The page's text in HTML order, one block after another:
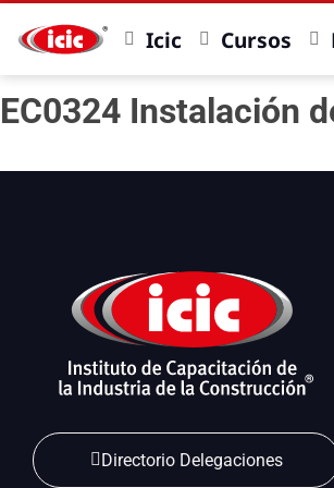
Icic Cursos
EC0324 Instalación
Directorio Delegaciones